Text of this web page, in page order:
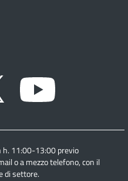
Twitter
h. 11:00-13:00 previo
o a mezzo telefono, con il
di settore.